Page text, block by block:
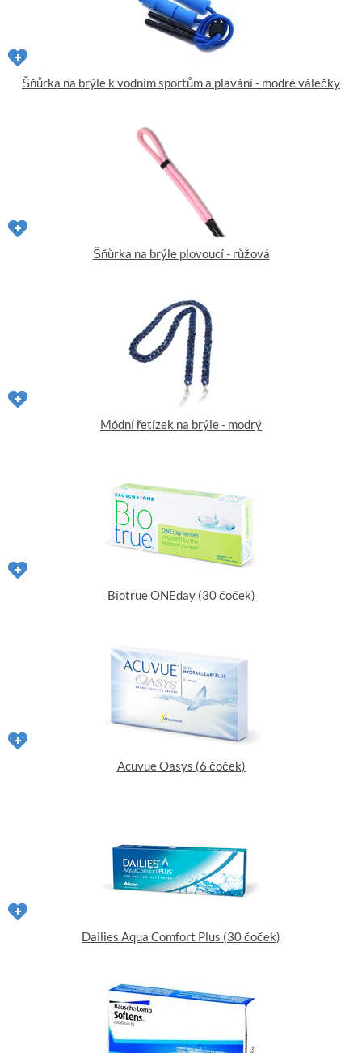
Šňůrka na brýle k vodním sportům a plavání - modré válečky
Šňůrka na brýle plovoucí - růžová
Módní řetízek na brýle - modrý
Biotrue ONEday (30 čoček)
Acuvue Oasys (6 čoček)
Dailies Aqua Comfort Plus (30 čoček)